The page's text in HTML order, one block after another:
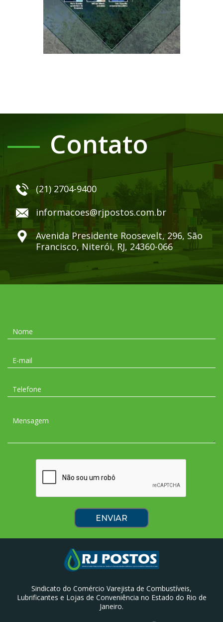
Contato
(21) 2704-9400
informacoes@rjpostos.com.br
Avenida Presidente Roosevelt, 296, São
Francisco, Niterói, RJ, 24360-066
Sindicato do Comércio Varejista de Combustíveis,
Lubrificantes e Lojas de Conveniência no Estado do Rio de
Janeiro.